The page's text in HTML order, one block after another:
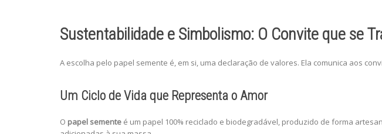
Sustentabilidade e Simbolismo: O Convite que se
A escolha pelo papel semente é, em si, uma declaração de valores. Ela comunica aos
Um Ciclo de Vida que Representa o Amor
O papel semente é um papel 100% reciclado e biodegradável, produzido de forma